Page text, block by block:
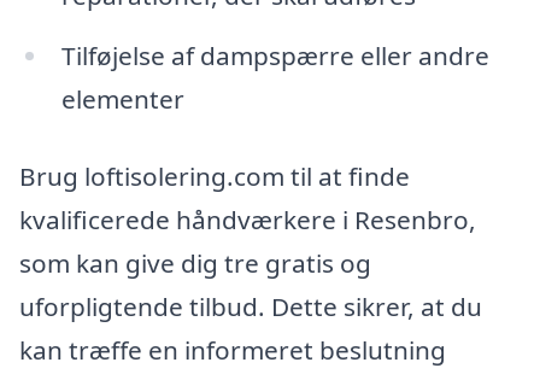
Tilføjelse af dampspærre eller andre
elementer
Brug loftisolering.com til at finde
kvalificerede håndværkere i Resenbro,
som kan give dig tre gratis og
uforpligtende tilbud. Dette sikrer, at du
kan træffe en informeret beslutning